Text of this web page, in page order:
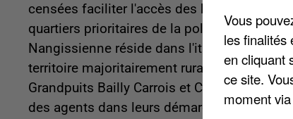
censées faciliter l'accès des habitants aux
quartiers prioritaires de la politique de la
Nangissienne réside dans l'itinérance des
territoire majoritairement rural. Cinq lieux
Grandpuits Bailly Carrois et Chateaubleau.
des agents dans leurs démarches de la vie
Vous
les finalités
en cliquant
ce site.
moment